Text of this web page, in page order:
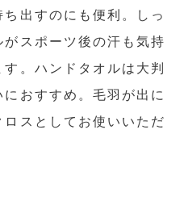
出すのにも便利。しっ
スポーツ後の汗も気持
。ハンドタオルは大判
おすすめ。毛羽が出に
スとしてお使いいただ